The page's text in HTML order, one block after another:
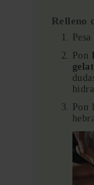
Relleno
Pon
Pon